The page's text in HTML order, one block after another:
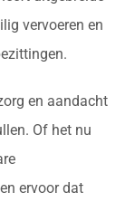
vervoeren en
en aandacht
Of het nu
ervoor dat